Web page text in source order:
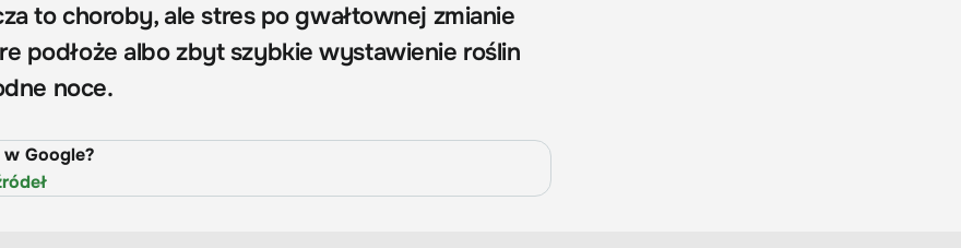
to choroby, ale stres po gwałtownej zmianie
podłoże albo zbyt szybkie wystawienie roślin
noce.
Google?